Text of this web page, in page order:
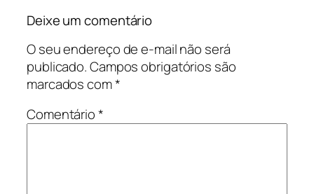
Deixe um comentário
O seu endereço de e-mail não será
publicado.Campos obrigatórios são
marcados com*
Comentário*